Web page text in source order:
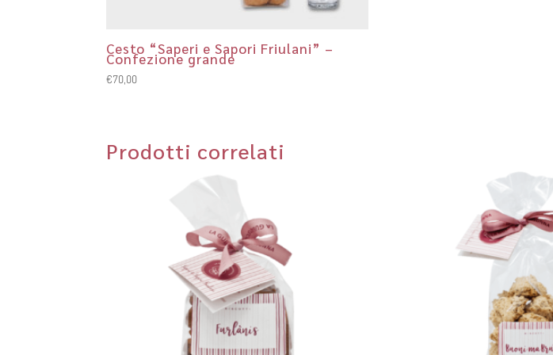
Cesto “Saperi e Sapori Friulani” –
Confezione grande
€70,00
Prodotti correlati